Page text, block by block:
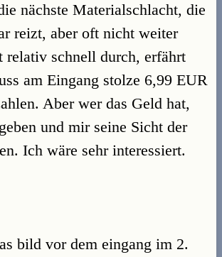
nächste Materialschlacht, die
reizt, aber oft nicht weiter
relativ schnell durch, erfährt
am Eingang stolze 6,99 EUR
Aber wer das Geld hat,
und mir seine Sicht der
Ich wäre sehr interessiert.
bild vor dem eingang im 2.